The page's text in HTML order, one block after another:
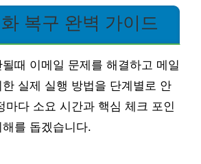
복구 완벽 가이드
때 이메일 문제를 해결하고 메일
실제 실행 방법을 단계별로 안
마다 소요 시간과 핵심 체크 포인
를 돕겠습니다.